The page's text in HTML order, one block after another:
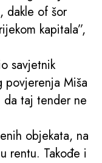
dakle of šor
kapitala”,
savjetnik
povjerenja Miša
da taj tender ne
objekata, na
rentu. Takođe i